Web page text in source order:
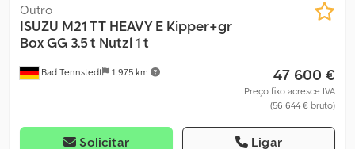
Bad Tennstedt 1 975 km
Outro
ISUZU M21 TT HEAVY E Kipper+gr
Box GG 3.5 t Nutzl 1 t
47 600 €
Preço fixo acresce IVA
(56 644 € bruto)
Solicitar Ligar